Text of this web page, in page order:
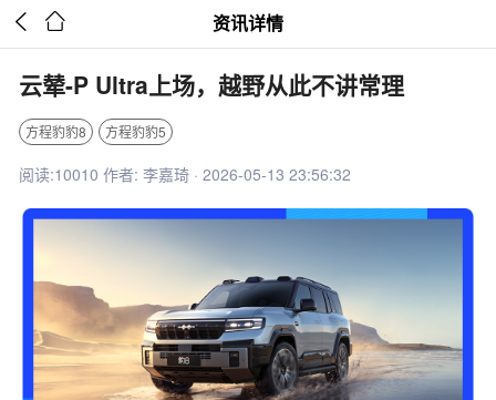
  资讯详情
云辇-P Ultra上场，越野从此不讲常理
方程豹豹8 方程豹豹5
阅读:10010 作者: 李嘉琦 · 2026-05-13 23:56:32